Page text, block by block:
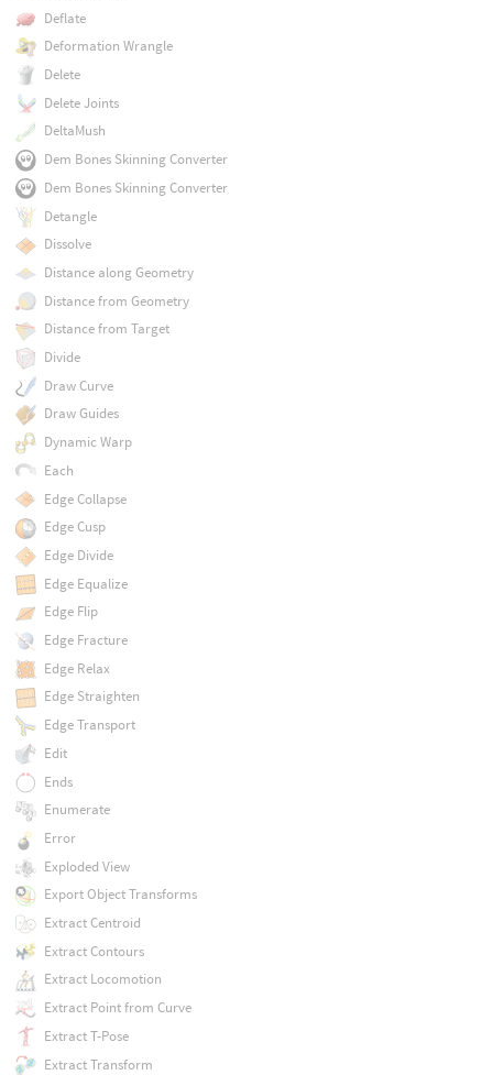
Deflate
Deformation Wrangle
Delete
Delete Joints
DeltaMush
Dem Bones Skinning Converter
Dem Bones Skinning Converter
Detangle
Dissolve
Distance along Geometry
Distance from Geometry
Distance from Target
Divide
Draw Curve
Draw Guides
Dynamic Warp
Each
Edge Collapse
Edge Cusp
Edge Divide
Edge Equalize
Edge Flip
Edge Fracture
Edge Relax
Edge Straighten
Edge Transport
Edit
Ends
Enumerate
Error
Exploded View
Export Object Transforms
Extract Centroid
Extract Contours
Extract Locomotion
Extract Point from Curve
Extract T-Pose
Extract Transform